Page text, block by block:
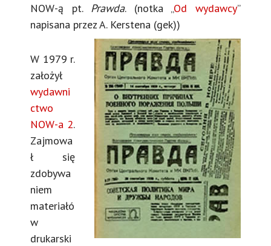
NOW-ą pt. Prawda. (notka „Od wydawcy”
napisana przez A. Kerstena (gek))
W 1979 r.
założył
wydawni
ctwo
NOW-a 2.
Zajmowa
ł się
zdobywa
niem
materiałó
w
drukarski